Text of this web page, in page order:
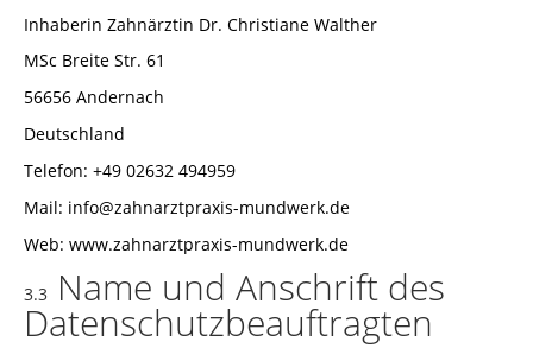
Inhaberin Zahnärztin Dr. Christiane Walther
MSc Breite Str. 61
56656 Andernach
Deutschland
Telefon: +49 02632 494959
Mail: info@zahnarztpraxis-mundwerk.de
Web: www.zahnarztpraxis-mundwerk.de
3.3 Name und Anschrift des
Datenschutzbeauftragten